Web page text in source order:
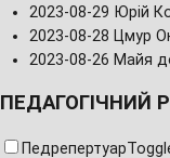
2023-08-29 Юрій
2023-08-28 Цмур
2023-08-26 Майя
ПЕДАГОГІЧНИЙ
Педрепертуар